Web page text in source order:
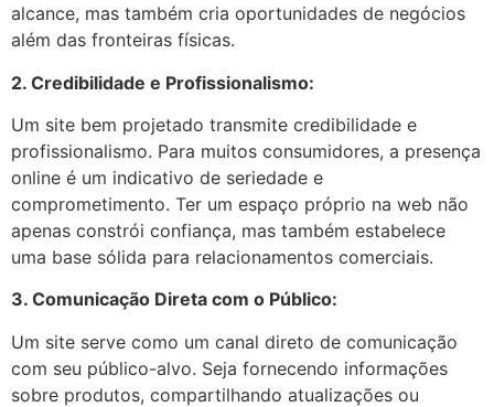
alcance, mas também cria oportunidades de negócios
além das fronteiras físicas.
2. Credibilidade e Profissionalismo:
Um site bem projetado transmite credibilidade e
profissionalismo. Para muitos consumidores, a presença
online é um indicativo de seriedade e
comprometimento. Ter um espaço próprio na web não
apenas constrói confiança, mas também estabelece
uma base sólida para relacionamentos comerciais.
3. Comunicação Direta com o Público:
Um site serve como um canal direto de comunicação
com seu público-alvo. Seja fornecendo informações
sobre produtos, compartilhando atualizações ou